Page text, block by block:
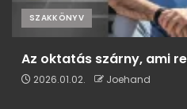
SZAKKÖNYV
Az oktatás szárny, ami
2026.01.02. Joehand